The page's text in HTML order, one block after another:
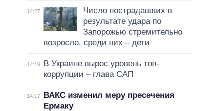
14:27
Число пострадавших в
результате удара по
Запорожью стремительно
возросло, среди них – дети
14:19
В Украине вырос уровень топ-
коррупции – глава САП
14:17
ВАКС изменил меру пресечения
Ермаку